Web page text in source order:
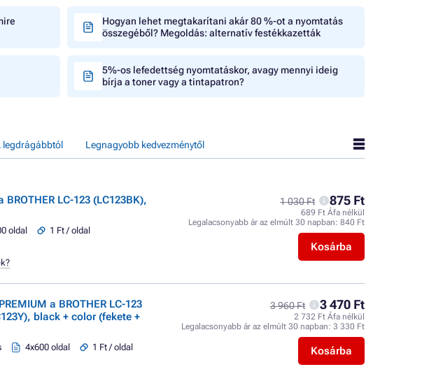
Hogyan lehet megtakarítani akár 80 %-ot a nyomtatás
összegéből? Megoldás: alternatív festékkazetták
5%-os lefedettség nyomtatáskor, avagy mennyi ideig
bírja a toner vagy a tintapatron?
legdrágábbtól Legnagyobb kedvezménytől
LC-123 (LC123BK),
oldal
1 Ft / oldal
1 030 Ft 875 Ft
689 Ft Áfa nélkül
Legalacsonyabb ár az elmúlt 30 napban: 840 Ft
Kosárba
a BROTHER LC-123
black + color (fekete +
4x600 oldal
1 Ft / oldal
3 960 Ft 3 470 Ft
2 732 Ft Áfa nélkül
Legalacsonyabb ár az elmúlt 30 napban: 3 330 Ft
Kosárba